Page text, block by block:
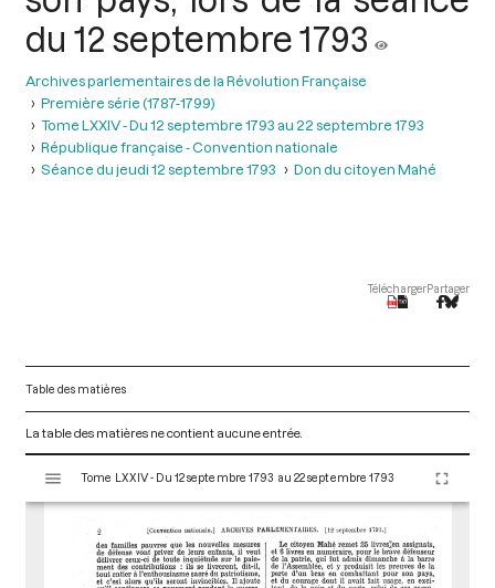
du 12 septembre 1793
Archives parlementaires de la Révolution Française
Première série (1787-1799)
Tome LXXIV - Du 12 septembre 1793 au 22 septembre 1793
République française - Convention nationale
Séance du jeudi 12 septembre 1793
Don du citoyen Mahé
TéléchargerPartager
Table des matières
La table des matières ne contient aucune entrée.
s
Tome LXXIV - Du 12 septembre 1793 au 22 septembre 1793